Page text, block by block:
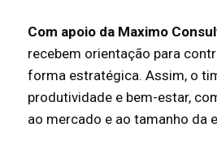
Com apoio da Maximo
recebem orientação para
forma estratégica. Assim, o
produtividade e bem-estar,
ao mercado e ao tamanho da